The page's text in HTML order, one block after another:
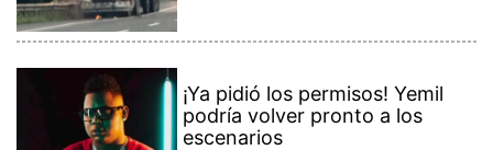
¡Ya pidió los permisos! Yemil
podría volver pronto a los
escenarios